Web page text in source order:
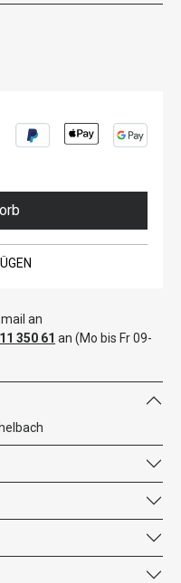
an
350 61 an (Mo bis Fr 09-